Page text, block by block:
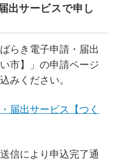
出サービスで申し
らき電子申請・届出
市】」の申請ページ
みください。
届出サービス【つく
信により申込完了通